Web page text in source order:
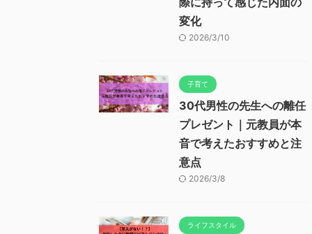
変化
2026/3/10
子育て
30代男性の先生への離任
プレゼント｜元教員が本
音で考えたおすすめと注
意点
2026/3/8
ライフスタイル